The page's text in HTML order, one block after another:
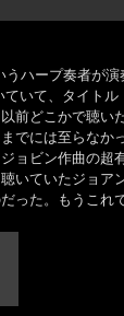
うハープ奏者が
ていて、タイト
前どこかで聴い
でには至らなか
ョビン作曲の超
いていたジョア
った。もうこれ